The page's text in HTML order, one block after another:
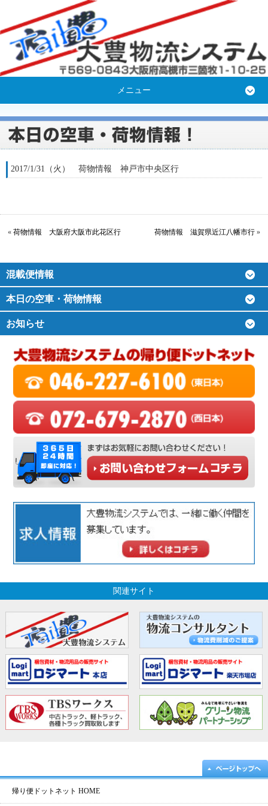
メニュー
2017/1/31（火） 荷物情報 神戸市中央区行
« 荷物情報 大阪府大阪市此花区行 荷物情報 滋賀県近江八幡市行 »
混載便情報
本日の空車・荷物情報
お知らせ
関連サイト
帰り便ドットネット HOME